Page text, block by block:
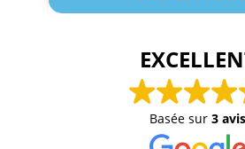
Basée sur3 avis